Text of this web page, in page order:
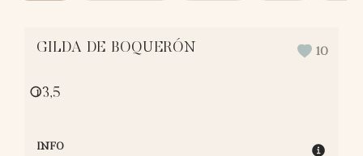
GILDA DE BOQUERÓN 10
1
○3,5
INFO